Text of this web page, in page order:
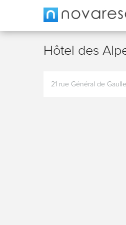
Hôtel des
21 rue Général de Gaulle